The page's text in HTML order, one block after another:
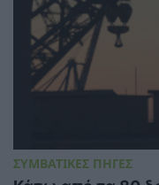
ΣΥΜΒΑΤΙΚΕΣ ΠΗΓΕΣ